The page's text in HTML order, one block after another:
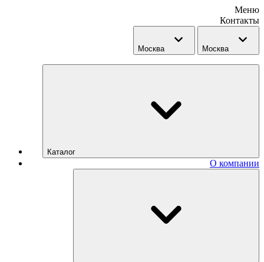
Меню
Контакты
Москва Москва
Каталог
О компании